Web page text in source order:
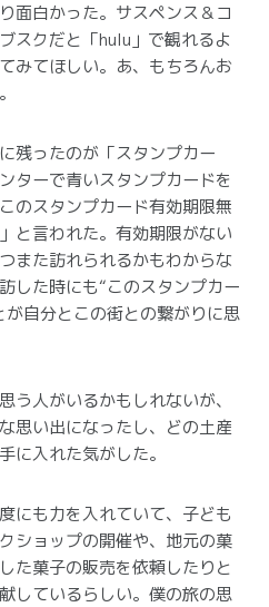
面白かった。サスペンス＆コ
スクだと「hulu」で観れるよ
みてほしい。あ、もちろんお
残ったのが「スタンプカー
ターで青いスタンプカードを
のスタンプカード有効期限無
と言われた。有効期限がない
また訪れられるかもわからな
した時にも“このスタンプカー
が自分とこの街との繋がりに思
う人がいるかもしれないが、
思い出になったし、どの土産
に入れた気がした。
にも力を入れていて、子ども
ショップの開催や、地元の菓
た菓子の販売を依頼したりと
しているらしい。僕の旅の思